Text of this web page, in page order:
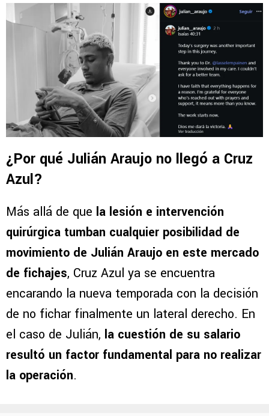
¿Por qué Julián Araujo no llegó a Cruz
Azul?
Más allá de que la lesión e intervención
quirúrgica tumban cualquier posibilidad de
movimiento de Julián Araujo en este mercado
de fichajes, Cruz Azul ya se encuentra
encarando la nueva temporada con la decisión
de no fichar finalmente un lateral derecho. En
el caso de Julián, la cuestión de su salario
resultó un factor fundamental para no realizar
la operación.